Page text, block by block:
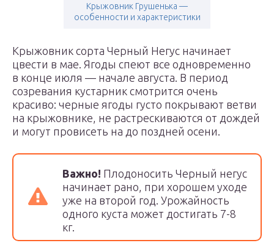
Крыжовник Грушенька —
особенности и характеристики
Крыжовник сорта Черный Негус начинает
цвести в мае. Ягоды спеют все одновременно
в конце июля — начале августа. В период
созревания кустарник смотрится очень
красиво: черные ягоды густо покрывают ветви
на крыжовнике, не растрескиваются от дождей
и могут провисеть на до поздней осени.
Важно! Плодоносить Черный негус
начинает рано, при хорошем уходе
уже на второй год. Урожайность
одного куста может достигать 7-8
кг.